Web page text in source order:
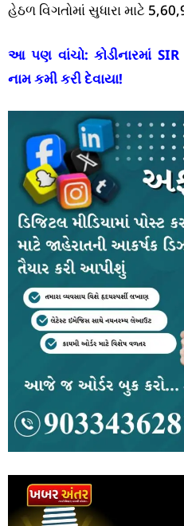
હેઠળ વિગતોમાં સુધારા માટે
આ પણ વાંચો:કોડીનારમાં
નામ કમી કરી દેવાયા!